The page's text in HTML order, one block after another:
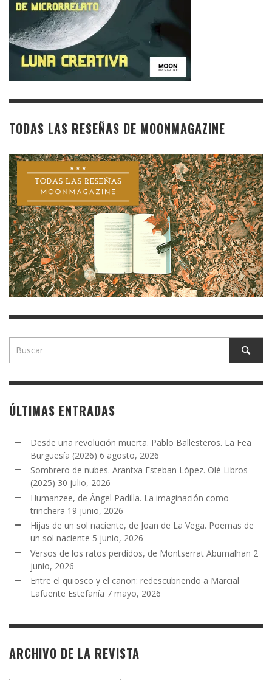
TODAS LAS RESEÑAS DE MOONMAGAZINE
ÚLTIMAS ENTRADAS
Desde una revolución muerta. Pablo Ballesteros. La Fea
Burguesía (2026) 6 agosto, 2026
Sombrero de nubes. Arantxa Esteban López. Olé Libros
(2025) 30 julio, 2026
Humanzee, de Ángel Padilla. La imaginación como
trinchera 19 junio, 2026
Hijas de un sol naciente, de Joan de La Vega. Poemas de
un sol naciente 5 junio, 2026
Versos de los ratos perdidos, de Montserrat Abumalhan 2
junio, 2026
Entre el quiosco y el canon: redescubriendo a Marcial
Lafuente Estefanía 7 mayo, 2026
ARCHIVO DE LA REVISTA